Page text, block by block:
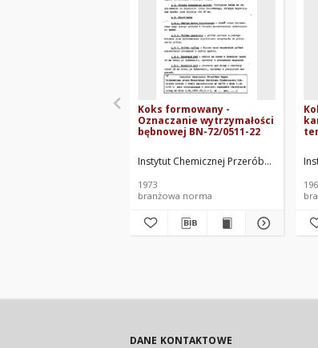
Koks formowany -
Oznaczanie wytrzymałości
bębnowej BN-72/0511-22
Instytut Chemicznej Przeróbki Węgla.
1973
branżowa norma
DANE KONTAKTOWE